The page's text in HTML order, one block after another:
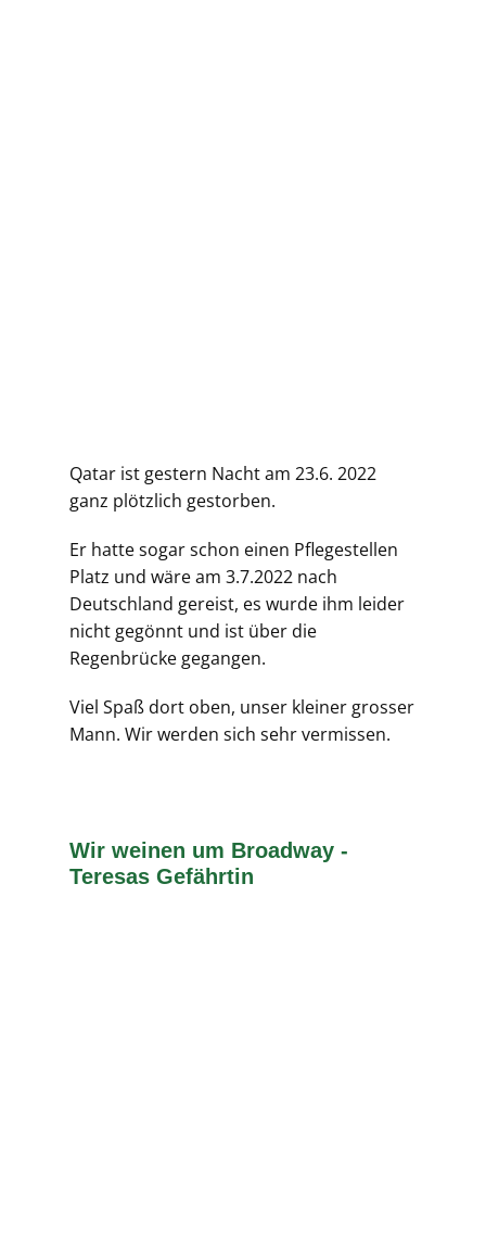
Qatar ist gestern Nacht am 23.6. 2022
ganz plötzlich gestorben.
Er hatte sogar schon einen Pflegestellen
Platz und wäre am 3.7.2022 nach
Deutschland gereist, es wurde ihm leider
nicht gegönnt und ist über die
Regenbrücke gegangen.
Viel Spaß dort oben, unser kleiner grosser
Mann. Wir werden sich sehr vermissen.
Wir weinen um Broadway -
Teresas Gefährtin